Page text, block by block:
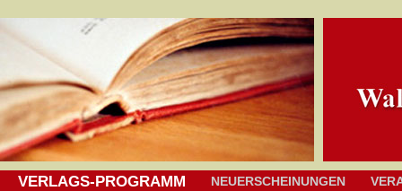
VERLAGS-PROGRAMM NEUERSCHEINUNGEN